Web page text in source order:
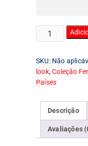
Camiseta
Feminina
Look
Bandeira
da
SKU: Não
look,Coleção
Países
Descrição
Avaliações